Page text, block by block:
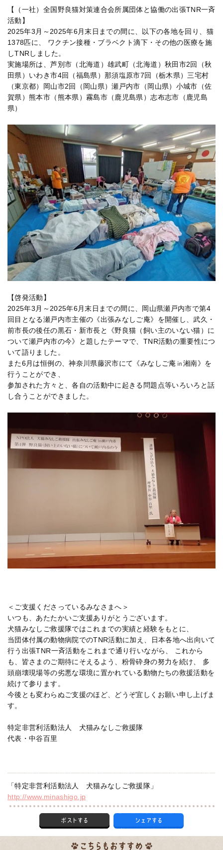
【（一社）全国野良猫対策連合会所属団体と協働の出張TNR一斉
活動】
2025年3月～2025年6月末日までの間に、以下の各地を回り、猫
1378匹に、 ワクチン接種・ブラベクト滴下・その他の医療を施
しTNRしました。
実施場所は、芦別市（北海道）雄武町（北海道）秋田市2回（秋
田県）いわき市4回（福島県）那須塩原市7回（栃木県）三宅村
（東京都）岡山市2回（岡山県）瀬戸内市（岡山県）小城市（佐
賀県）熊本市（熊本県）霧島市（鹿児島県）志布志市（鹿児島
県）
【啓発活動】
2025年3月～2025年6月末日までの間に、岡山県瀬戸内市で第4
回目となる瀬戸内市主催の《出張みなしご庵》を開催し、武久・
前市長の後任の黒石・新市長と《野良猫（飼い主のいない猫）に
ついて瀬戸内市の今》と題したテーマで、TNR活動の重要性につ
いて語りました。
また6月は恒例の、神奈川県藤沢市にて《みなしご庵㏌湘南》を
行うことができ、
参加された方々と、各自の活動中に起きる問題点等いろいろと話
し合うことができました。
＜ご支援くださっているみなさまへ＞
いつも、あたたかいご支援ありがとうございます。
犬猫みなしご救援隊ではこれまでの実績と経験をもとに、
当団体付属の動物病院でのTNR活動に加え、日本各地へ出向いて
行う出張TNR一斉活動をこれまで通り行いながら、 これから
も、皆さまのご期待にそえるよう、粉骨砕身の努力を続け、 多
頭崩壊現場等の劣悪な環境に置かれている動物たちの救援活動を
続けて参ります。
今後とも変わらぬご支援のほど、どうぞ宜しくお願い申し上げま
す。
特定非営利活動法人 犬猫みなしご救援隊
代表・中谷百里
「特定非営利活動法人 犬猫みなしご救援隊」
http://www.minashigo.jp